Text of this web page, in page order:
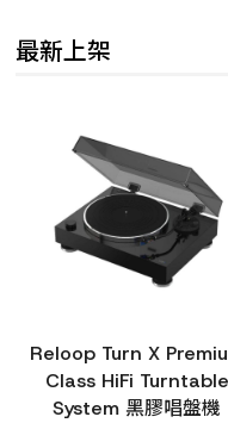
最新上架
Reloop Turn X
Class HiFi Turntable
System 黑膠唱盤機